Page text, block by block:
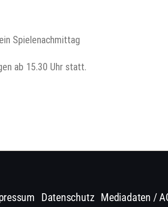
Spielenachmittag
ab 15.30 Uhr statt.
Datenschutz Mediadaten /